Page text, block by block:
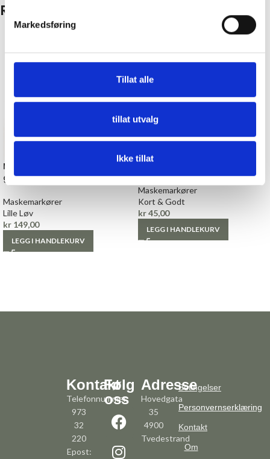
Markedsføring
Tillat alle
tillat utvalg
Ikke tillat
Relaterte produkter
Maskemarkører i
glasskrukke, 28 stk, blomster
Maskemarkører
Lille Løv
kr 149,00
LEGG I HANDLEKURV
Maskemarkører
Kort & Godt
kr45,00
LEGG I HANDLEKURV
Kontakt
Telefonnummer:
973
32
220
Epost:
Følg
oss
Adresse
Hovedgata
35
4900
Tvedestrand
Betingelser
Personvernserklæring
Kontakt
Om